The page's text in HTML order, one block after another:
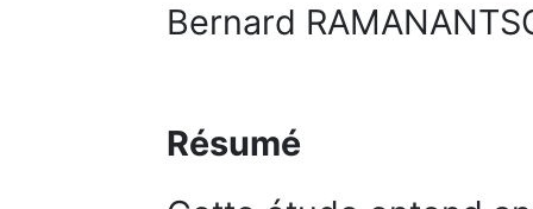
Bernard
Résumé